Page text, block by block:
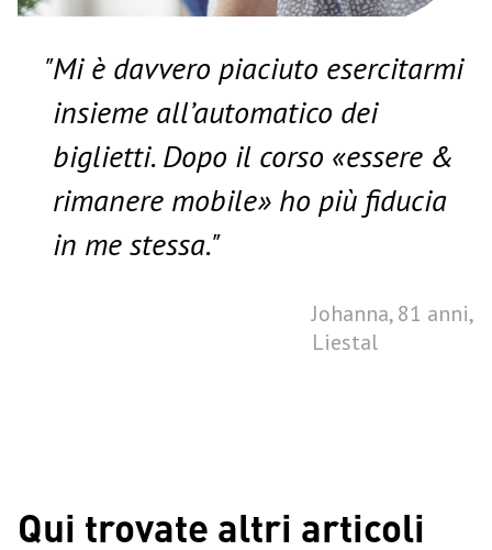
"Mi è davvero piaciuto esercitarmi
insieme all’automatico dei
biglietti. Dopo il corso «essere &
rimanere mobile» ho più fiducia
in me stessa."
Johanna, 81 anni,
Liestal
Qui trovate altri articoli